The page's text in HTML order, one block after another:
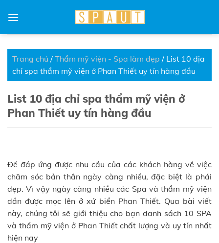
Trang chủ / Thẩm mỹ viện - Spa làm đẹp / List 10 địa
chỉ spa thẩm mỹ viện ở Phan Thiết uy tín hàng đầu
List 10 địa chỉ spa thẩm mỹ viện ở
Phan Thiết uy tín hàng đầu
Để đáp ứng được nhu cầu của các khách hàng về việc
chăm sóc bản thân ngày càng nhiều, đặc biệt là phái
đẹp. Vì vậy ngày càng nhiều các Spa và thẩm mỹ viện
dần được mọc lên ở xứ biển Phan Thiết. Qua bài viết
này, chúng tôi sẽ giới thiệu cho bạn danh sách 10 SPA
và thẩm mỹ viện ở Phan Thiết chất lượng và uy tín nhất
hiện nay